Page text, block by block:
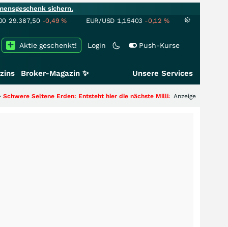
sichern.
29.387,50 -0,49% EUR/USD 1,15403 -0,12 %
Login Push-Kurse
Aktie geschenkt!
Broker-Magazin ✨ Unsere Services
Erden: Entsteht hier die nächste Milliardenstory?+++ Anzeige